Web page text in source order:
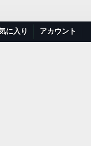
に入り アカウント